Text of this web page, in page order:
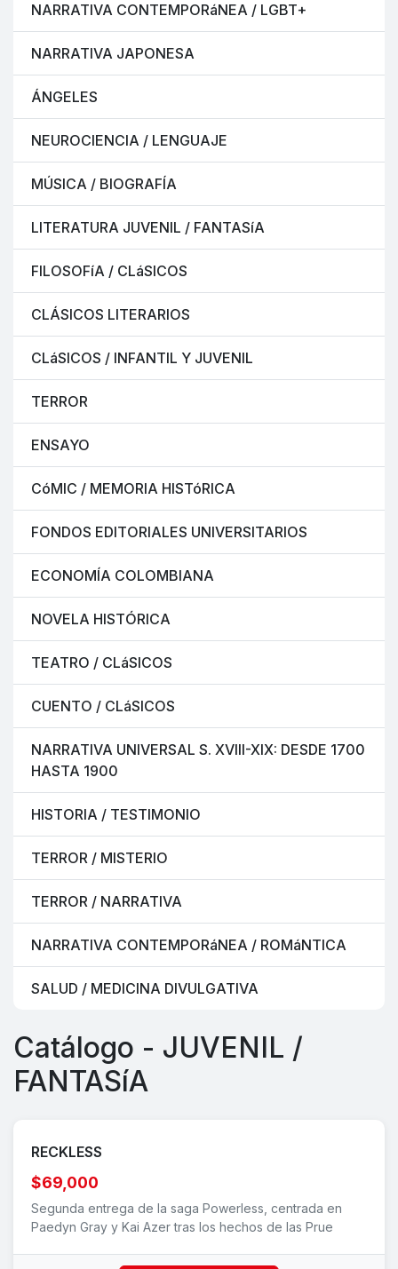
NARRATIVA CONTEMPORáNEA / LGBT+
NARRATIVA JAPONESA
ÁNGELES
NEUROCIENCIA / LENGUAJE
MÚSICA / BIOGRAFÍA
LITERATURA JUVENIL / FANTASíA
FILOSOFíA / CLáSICOS
CLÁSICOS LITERARIOS
CLáSICOS / INFANTIL Y JUVENIL
TERROR
ENSAYO
CóMIC / MEMORIA HISTóRICA
FONDOS EDITORIALES UNIVERSITARIOS
ECONOMÍA COLOMBIANA
NOVELA HISTÓRICA
TEATRO / CLáSICOS
CUENTO / CLáSICOS
NARRATIVA UNIVERSAL S. XVIII-XIX: DESDE 1700
HASTA 1900
HISTORIA / TESTIMONIO
TERROR / MISTERIO
TERROR / NARRATIVA
NARRATIVA CONTEMPORáNEA / ROMáNTICA
SALUD / MEDICINA DIVULGATIVA
Catálogo - JUVENIL /
FANTASíA
RECKLESS
$69,000
Segunda entrega de la saga Powerless, centrada en
Paedyn Gray y Kai Azer tras los hechos de las Prue